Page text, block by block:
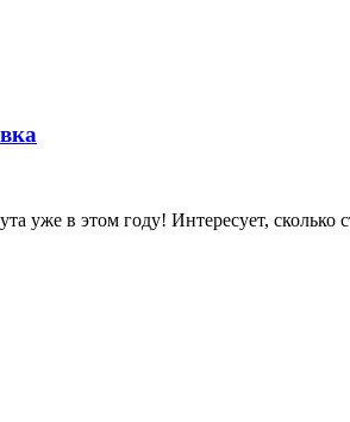
уже в этом году! Интересует,